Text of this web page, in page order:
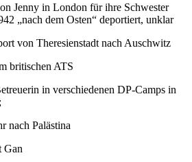
Jenny in London für ihre Schwester
„nach dem Osten“ deportiert, unklar
von Theresienstadt nach Auschwitz
britischen ATS
in verschiedenen DP-Camps in
nach Palästina
Gan